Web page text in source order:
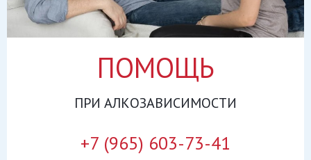
ПОМОЩЬ
ПРИ АЛКОЗАВИСИМОСТИ
+7 (965) 603-73-41